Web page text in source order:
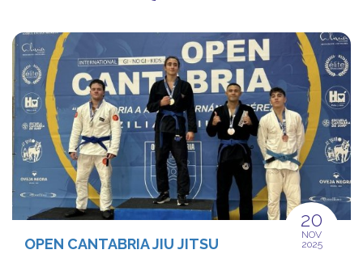
OPEN CANTABRIA JIU JITSU
20
NOV
2025